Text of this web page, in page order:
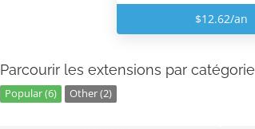
$12.62/an
Parcourir les extensions par catégorie
Popular (6) Other (2)